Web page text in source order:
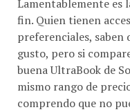
Lamentablemente es
fin. Quien tienen
preferenciales, saben
gusto, pero si
buena UltraBook de
mismo rango de
comprendo que no